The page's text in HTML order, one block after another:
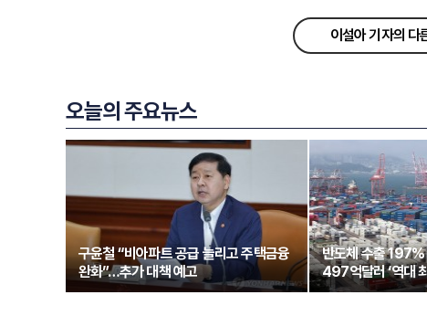
이설아 기자의 다
오늘의 주요뉴스
구윤철 “비아파트 공급 늘리고 주택금융
완화”…추가 대책 예고
반도체 수출
497억달러 ‘역대